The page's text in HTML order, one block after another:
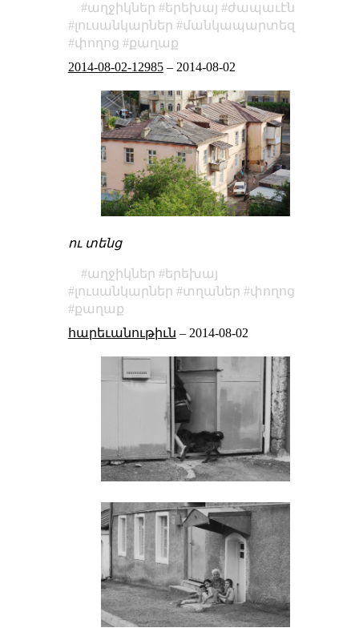
աղջիկներ երեխայ
ժապաւէն
լուսանկարներ
մանկապարտեզ
փողոց
քաղաք
2014-08-02-12985– 2014-08-02
ու տենց
աղջիկներ
երեխայ
լուսանկարներ
տղաներ
փողոց
քաղաք
հարեւանութիւն – 2014-08-02